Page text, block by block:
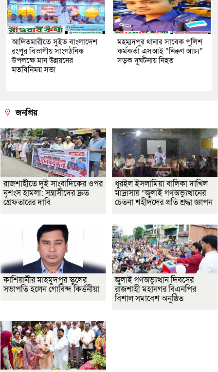
আদিতমারীতে সুইড বাংলাদেশ
রংপুর বিভাগীয় সাংগঠনিক
উপলক্ষে মান উন্নয়নের
মতবিনিময় সভা
মহম্মদপুর থানার সাবেক পুলিশ
কর্মকর্তা এসআই “নিক্কণ আঢ্য”
সড়ক দূর্ঘটনায় নিহত
জনপ্রিয়
রাজশাহীতে দুই সাংবাদিকের ওপর
নৃশংস হামলা: সন্ত্রাসীদের দ্রুত
গ্রেফতারের দাবি
ধুরইল ইসলামিয়া বালিকা দাখিল
মাদ্রাসায় “জুলাই গণঅভ্যুত্থানের
চেতনা শহীদদের প্রতি শ্রদ্ধা জ্ঞাপন
কাশিয়ানীর মাহমুদপুর স্কুলের
সভাপতি হলেন গোবিন্দ কির্ত্তনীয়া
জুলাই গণঅভ্যুত্থান দিবসের
রাজশাহী মহানগর বিএনপির
বিশাল সমাবেশ অনুষ্ঠিত